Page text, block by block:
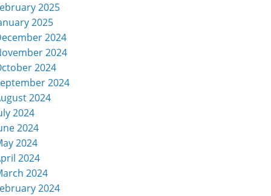
2025
2025
2024
2024
2024
2024
2024
2024
2024
2024
2024
2024
2024